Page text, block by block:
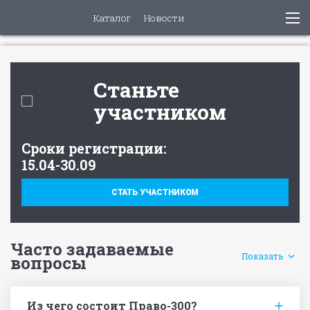
Каталог Новости
Станьте
участником
Cроки регистрации:
15.04-30.09
СТАТЬ УЧАСТНИКОМ
Часто задаваемые
вопросы Показать
Из чего состоит Право-300?